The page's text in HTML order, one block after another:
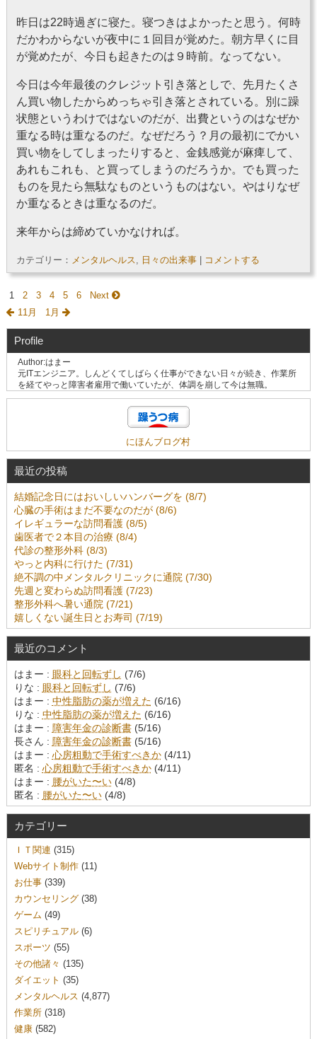
昨日は22時過ぎに寝た。寝つきはよかったと思う。何時
だかわからないが夜中に１回目が覚めた。朝方早くに目
が覚めたが、今日も起きたのは９時前。なってない。
今日は今年最後のクレジット引き落としで、先月たくさ
ん買い物したからめっちゃ引き落とされている。別に躁
状態というわけではないのだが、出費というのはなぜか
重なる時は重なるのだ。なぜだろう？月の最初にでかい
買い物をしてしまったりすると、金銭感覚が麻痺して、
あれもこれも、と買ってしまうのだろうか。でも買った
ものを見たら無駄なものというものはない。やはりなぜ
か重なるときは重なるのだ。
来年からは締めていかなければ。
カテゴリー： メンタルヘルス, 日々の出来事 コメントする
1 2 3 4 5 6
Next
11月
1月
Profile
Author:はまー
元ITエンジニア。しんどくてしばらく仕事ができない日々が続き、作業所
を経てやっと障害者雇用で働いていたが、体調を崩して今は無職。
にほんブログ村
最近の投稿
結婚記念日にはおいしいハンバーグを (8/7)
心臓の手術はまだ不要なのだが (8/6)
イレギュラーな訪問看護 (8/5)
歯医者で２本目の治療 (8/4)
代診の整形外科 (8/3)
やっと内科に行けた (7/31)
絶不調の中メンタルクリニックに通院 (7/30)
先週と変わらぬ訪問看護 (7/23)
整形外科へ暑い通院 (7/21)
嬉しくない誕生日とお寿司 (7/19)
最近のコメント
はまー : 眼科と回転ずし (7/6)
りな : 眼科と回転ずし (7/6)
はまー : 中性脂肪の薬が増えた (6/16)
りな : 中性脂肪の薬が増えた (6/16)
はまー : 障害年金の診断書(5/16)
長さん : 障害年金の診断書(5/16)
はまー : 心房粗動で手術すべきか(4/11)
匿名 : 心房粗動で手術すべきか(4/11)
はまー : 腰がいた〜い(4/8)
匿名 : 腰がいた〜い(4/8)
カテゴリー
ＩＴ関連 (315)
Webサイト制作(11)
お仕事(339)
カウンセリング(38)
ゲーム (49)
スピリチュアル(6)
スポーツ (55)
その他諸々 (135)
ダイエット (35)
メンタルヘルス (4,877)
作業所(318)
健康(582)